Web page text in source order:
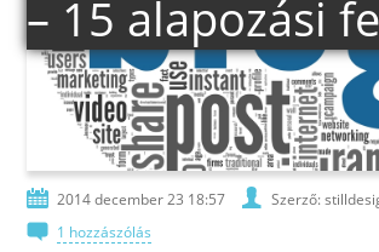
– 15 alapozási
2014 december 23 18:57
Szerző:
1 hozzászólás